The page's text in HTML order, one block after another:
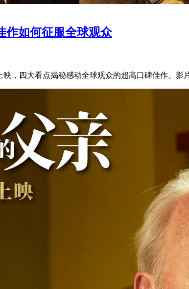
作如何征服全球观众
，四大看点揭秘感动全球观众的超高口碑佳作。影